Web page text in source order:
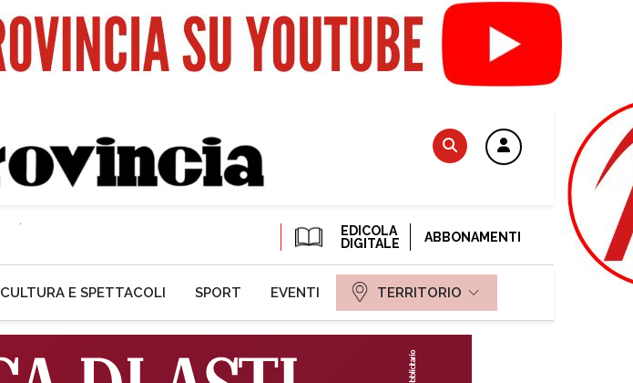
EDICOLA
DIGITALE
ABBONAMENTI
CULTURA E SPETTACOLI SPORT EVENTI TERRITORIO